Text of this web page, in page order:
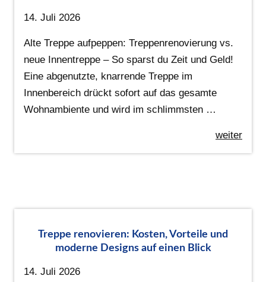
14. Juli 2026
Alte Treppe aufpeppen: Treppenrenovierung vs.
neue Innentreppe – So sparst du Zeit und Geld!
Eine abgenutzte, knarrende Treppe im
Innenbereich drückt sofort auf das gesamte
Wohnambiente und wird im schlimmsten …
weiter
Treppe renovieren: Kosten, Vorteile und
moderne Designs auf einen Blick
14. Juli 2026